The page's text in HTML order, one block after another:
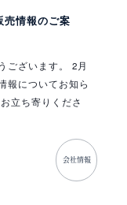
売情報のご案
ございます。 2月
報についてお知ら
立ち寄りくださ
会社情報